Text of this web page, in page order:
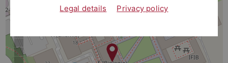
Legal details Privacy policy